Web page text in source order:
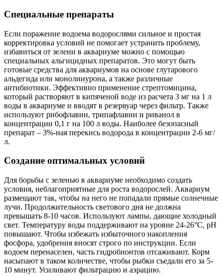
Специальные препараты
Если поражение водоема водорослями сильное и простая
корректировка условий не помогает устранить проблему,
избавиться от зелени в аквариуме можно с помощью
специальных альгицидных препаратов. Это могут быть
готовые средства для аквариумов на основе глутарового
альдегида или монолинурона, а также различные
антибиотики. Эффективно применение стрептомицина,
который растворяют в кипяченой воде из расчета 3 мг на 1 л
воды в аквариуме и вводят в резервуар через фильтр. Также
используют рибофлавин, трипафлавин и риванол в
концентрации 0,1 г на 100 л воды. Наиболее безопасный
препарат – 3%-ная перекись водорода в концентрации 2-6 мг/
л.
Создание оптимальных условий
Для борьбы с зеленью в аквариуме необходимо создать
условия, неблагоприятные для роста водорослей. Аквариум
размещают так, чтобы на него не попадали прямые солнечные
лучи. Продолжительность светового дня не должна
превышать 8-10 часов. Используют лампы, дающие холодный
свет. Температуру воды поддерживают на уровне 24-26°С, рН
повышают. Чтобы избежать избыточного накопления
фосфора, удобрения вносят строго по инструкции. Если
водоем перенаселен, часть гидробионтов отсаживают. Корм
насыпают в таком количестве, чтобы рыбки съедали его за 5-
10 минут. Усиливают фильтрацию и аэрацию.